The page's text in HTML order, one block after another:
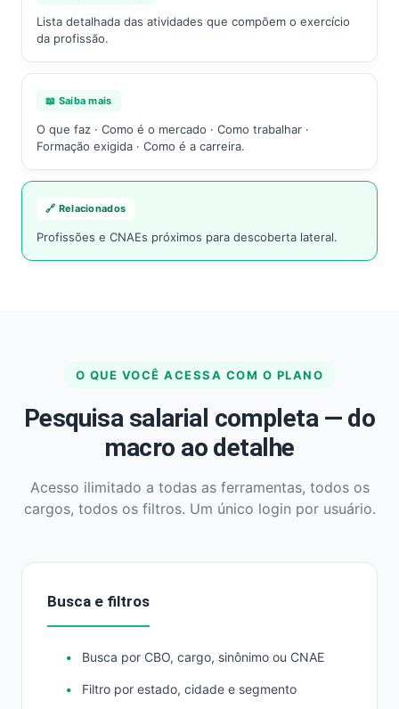
Lista detalhada das atividades que compõem o exercício
da profissão.
📖 Saiba mais
O que faz · Como é o mercado · Como trabalhar ·
Formação exigida · Como é a carreira.
🔗 Relacionados
Profissões e CNAEs próximos para descoberta lateral.
O QUE VOCÊ ACESSA COM O PLANO
Pesquisa salarial completa — do
macro ao detalhe
Acesso ilimitado a todas as ferramentas, todos os
cargos, todos os filtros. Um único login por usuário.
Busca e filtros
Busca por CBO, cargo, sinônimo ou CNAE
Filtro por estado, cidade e segmento